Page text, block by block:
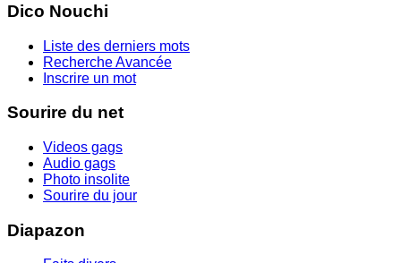
Dico Nouchi
Liste des derniers mots
Recherche Avancée
Inscrire un mot
Sourire du net
Videos gags
Audio gags
Photo insolite
Sourire du jour
Diapazon